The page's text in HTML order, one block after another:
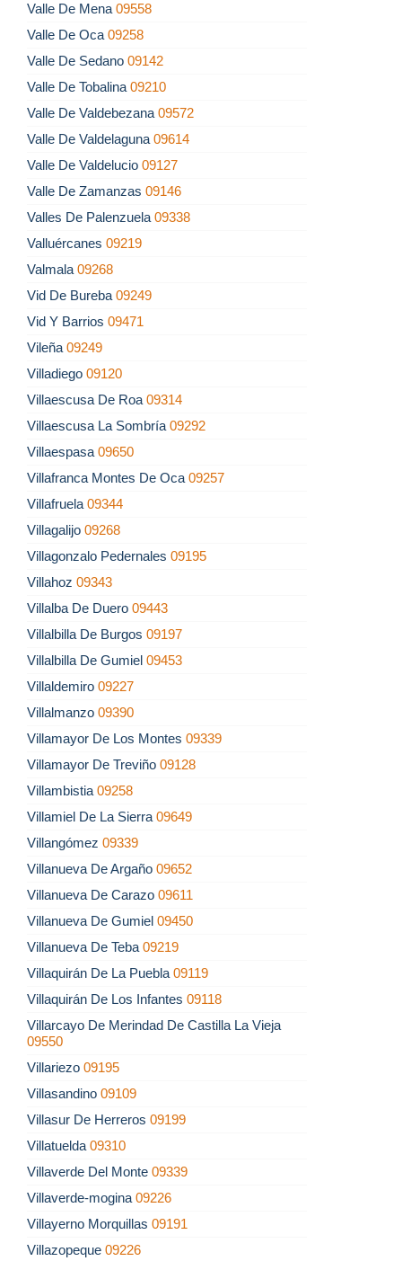
Valle De Mena 09558
Valle De Oca 09258
Valle De Sedano 09142
Valle De Tobalina 09210
Valle De Valdebezana 09572
Valle De Valdelaguna 09614
Valle De Valdelucio 09127
Valle De Zamanzas 09146
Valles De Palenzuela 09338
Valluércanes 09219
Valmala 09268
Vid De Bureba 09249
Vid Y Barrios 09471
Vileña 09249
Villadiego 09120
Villaescusa De Roa 09314
Villaescusa La Sombría 09292
Villaespasa 09650
Villafranca Montes De Oca 09257
Villafruela 09344
Villagalijo 09268
Villagonzalo Pedernales 09195
Villahoz 09343
Villalba De Duero 09443
Villalbilla De Burgos 09197
Villalbilla De Gumiel 09453
Villaldemiro 09227
Villalmanzo 09390
Villamayor De Los Montes 09339
Villamayor De Treviño 09128
Villambistia 09258
Villamiel De La Sierra 09649
Villangómez 09339
Villanueva De Argaño 09652
Villanueva De Carazo 09611
Villanueva De Gumiel 09450
Villanueva De Teba 09219
Villaquirán De La Puebla 09119
Villaquirán De Los Infantes 09118
Villarcayo De Merindad De Castilla La Vieja
09550
Villariezo 09195
Villasandino 09109
Villasur De Herreros 09199
Villatuelda 09310
Villaverde Del Monte 09339
Villaverde-mogina 09226
Villayerno Morquillas 09191
Villazopeque 09226